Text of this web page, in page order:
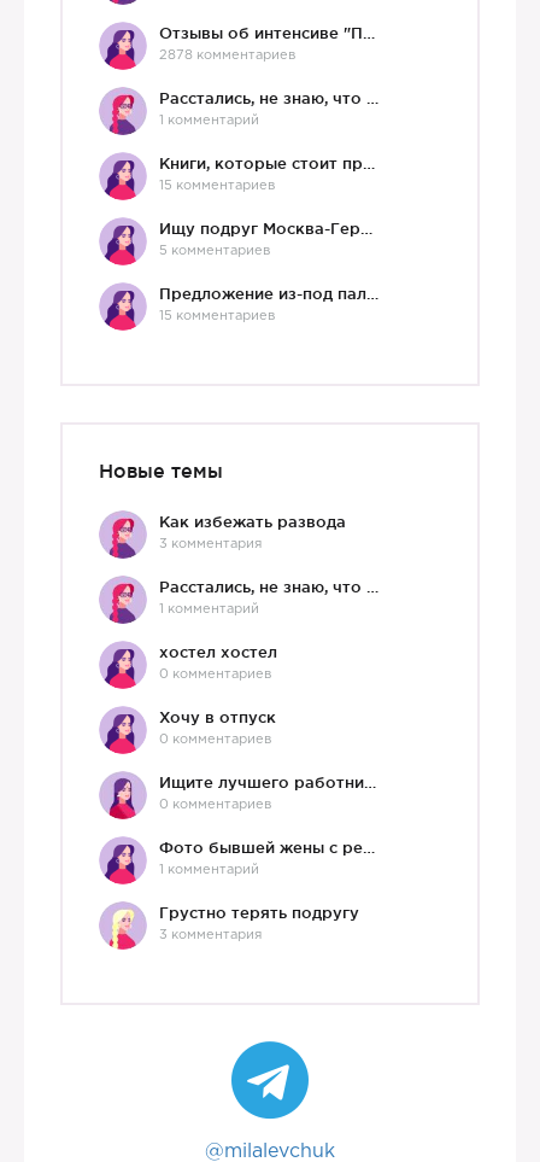
2878 комментариев
1 комментарий
15 комментариев
5 комментариев
15 комментариев
Новые темы
Как избежать развода
3 комментария
1 комментарий
хостел хостел
0 комментариев
Хочу в отпуск
0 комментариев
0 комментариев
1 комментарий
Грустно терять подругу
3 комментария
@milalevchuk